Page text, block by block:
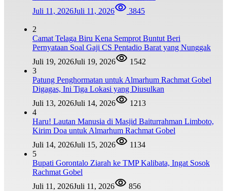
Juli 11, 2026Juli 11, 2026 3845
2
Camat Telaga Biru Kena Semprot Buntut Beri
Pernyataan Soal Gaji CS Pentadio Barat yang Nunggak
Juli 19, 2026Juli 19, 2026
1542
3
Patung Penghormatan untuk Almarhum Rachmat Gobel
Digagas, Ini Tiga Lokasi yang Diusulkan
Juli 13, 2026Juli 14, 2026
1213
4
Haru! Lautan Manusia di Masjid Baiturrahman Limboto,
Kirim Doa untuk Almarhum Rachmat Gobel
Juli 14, 2026Juli 15, 2026
1134
5
Bupati Gorontalo Ziarah ke TMP Kalibata, Ingat Sosok
Rachmat Gobel
Juli 11, 2026Juli 11, 2026 856